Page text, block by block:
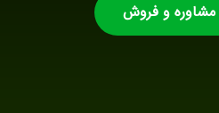
مشاوره و فروش